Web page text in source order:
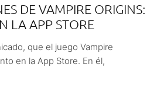
DE VAMPIRE ORIGINS:
LA APP STORE
que el juego Vampire
en la App Store. En él,